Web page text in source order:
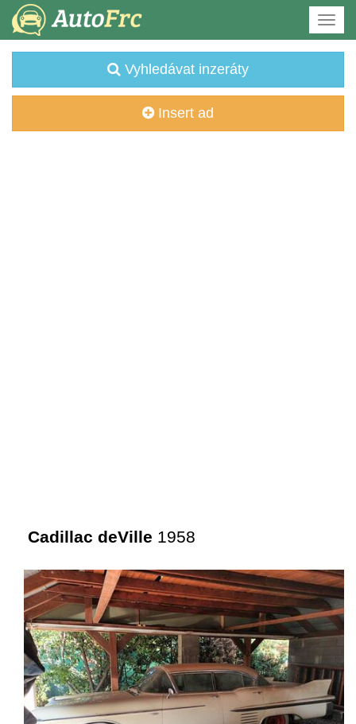
Vyhledávat inzeráty
Insert ad
Cadillac deVille 1958